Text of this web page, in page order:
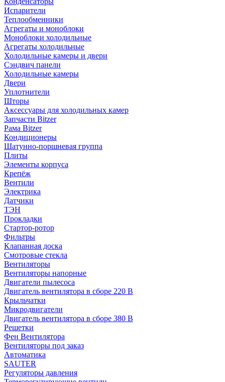
Испарители
Теплообменники
Агрегаты и моноблоки
Моноблоки холодильные
Агрегаты холодильные
Холодильные камеры и двери
Сэндвич панели
Холодильные камеры
Двери
Уплотнители
Шторы
Аксессуары для холодильных камер
Запчасти Bitzer
Рама Bitzer
Кондиционеры
Шатунно-поршневая группа
Плиты
Элементы корпуса
Крепёж
Вентили
Электрика
Датчики
ТЭН
Прокладки
Стартор-ротор
Фильтры
Клапанная доска
Смотровые стекла
Вентиляторы
Вентиляторы напорные
Двигатели пылесоса
Двигатель вентилятора в сборе 220 В
Крыльчатки
Микродвигатели
Двигатель вентилятора в сборе 380 В
Решетки
Фен Вентилятора
Вентиляторы под заказ
Автоматика
SAUTER
Регуляторы давления